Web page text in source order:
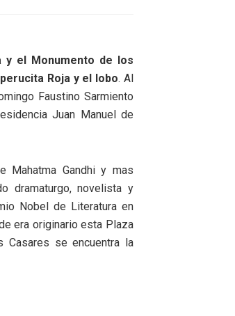
y el Monumento de los
Roja y el lobo. Al
Faustino Sarmiento
Juan Manuel de
Mahatma Gandhi y mas
dramaturgo, novelista y
Nobel de Literatura en
era originario esta Plaza
Casares se encuentra la